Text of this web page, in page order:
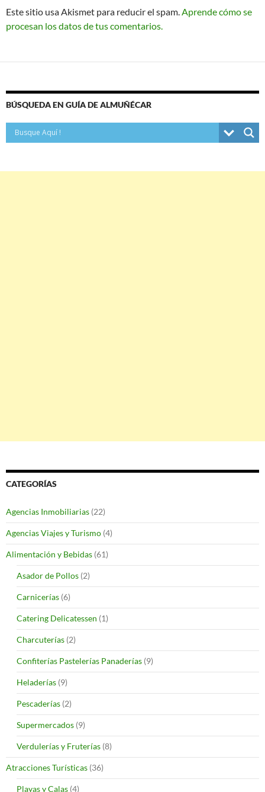
Este sitio usa Akismet para reducir el spam. Aprende cómo se
procesan los datos de tus comentarios.
BÚSQUEDA EN GUÍA DE ALMUÑÉCAR
CATEGORÍAS
Agencias Inmobiliarias (22)
Agencias Viajes y Turismo (4)
Alimentación y Bebidas (61)
Asador de Pollos (2)
Carnicerías (6)
Catering Delicatessen (1)
Charcuterías (2)
Confiterías Pastelerías Panaderías (9)
Heladerías (9)
Pescaderías (2)
Supermercados (9)
Verdulerías y Fruterías (8)
Atracciones Turísticas (36)
Playas y Calas (4)